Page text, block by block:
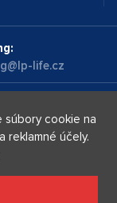
life.cz
súbory cookie na
reklamné účely.